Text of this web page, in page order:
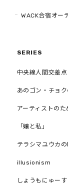
WACK合宿オー
SERIES
中央線人間交差点
あのゴン・チョ
アーティストの
「嬢と私」
テラシマユウカ
illusionism
しょうもにゅーす